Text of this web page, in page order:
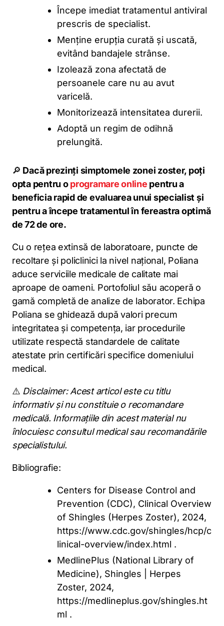
Începe imediat tratamentul antiviral
prescris de specialist.
Menține erupția curată și uscată,
evitând bandajele strânse.
Izolează zona afectată de
persoanele care nu au avut
varicelă.
Monitorizează intensitatea durerii.
Adoptă un regim de odihnă
prelungită.
🔎 Dacă prezinți simptomele zonei zoster, poți
opta pentru oprogramare online pentru a
beneficia rapid de evaluarea unui specialist și
pentru a începe tratamentul în fereastra optimă
de 72 de ore.
Cu o rețea extinsă de laboratoare, puncte de
recoltare și policlinici la nivel național, Poliana
aduce serviciile medicale de calitate mai
aproape de oameni. Portofoliul său acoperă o
gamă completă de analize de laborator. Echipa
Poliana se ghidează după valori precum
integritatea și competența, iar procedurile
utilizate respectă standardele de calitate
atestate prin certificări specifice domeniului
medical.
⚠️ Disclaimer: Acest articol este cu titlu
informativ și nu constituie o recomandare
medicală. Informațiile din acest material nu
înlocuiesc consultul medical sau recomandările
specialistului.
Bibliografie:
Centers for Disease Control and
Prevention (CDC), Clinical Overview
of Shingles (Herpes Zoster), 2024,
https://www.cdc.gov/shingles/hcp/c
linical-overview/index.html .
MedlinePlus (National Library of
Medicine), Shingles | Herpes
Zoster, 2024,
https://medlineplus.gov/shingles.ht
ml .